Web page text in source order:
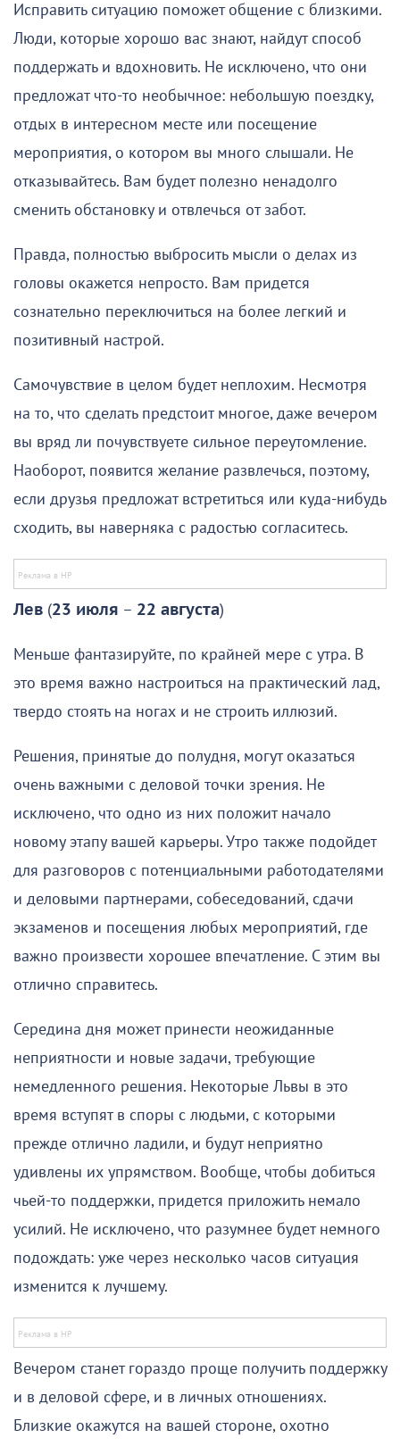
Исправить ситуацию поможет общение с близкими.
Люди, которые хорошо вас знают, найдут способ
поддержать и вдохновить. Не исключено, что они
предложат что-то необычное: небольшую поездку,
отдых в интересном месте или посещение
мероприятия, о котором вы много слышали. Не
отказывайтесь. Вам будет полезно ненадолго
сменить обстановку и отвлечься от забот.
Правда, полностью выбросить мысли о делах из
головы окажется непросто. Вам придется
сознательно переключиться на более легкий и
позитивный настрой.
Самочувствие в целом будет неплохим. Несмотря
на то, что сделать предстоит многое, даже вечером
вы вряд ли почувствуете сильное переутомление.
Наоборот, появится желание развлечься, поэтому,
если друзья предложат встретиться или куда-нибудь
сходить, вы наверняка с радостью согласитесь.
Лев (23 июля – 22 августа)
Меньше фантазируйте, по крайней мере с утра. В
это время важно настроиться на практический лад,
твердо стоять на ногах и не строить иллюзий.
Решения, принятые до полудня, могут оказаться
очень важными с деловой точки зрения. Не
исключено, что одно из них положит начало
новому этапу вашей карьеры. Утро также подойдет
для разговоров с потенциальными работодателями
и деловыми партнерами, собеседований, сдачи
экзаменов и посещения любых мероприятий, где
важно произвести хорошее впечатление. С этим вы
отлично справитесь.
Середина дня может принести неожиданные
неприятности и новые задачи, требующие
немедленного решения. Некоторые Львы в это
время вступят в споры с людьми, с которыми
прежде отлично ладили, и будут неприятно
удивлены их упрямством. Вообще, чтобы добиться
чьей-то поддержки, придется приложить немало
усилий. Не исключено, что разумнее будет немного
подождать: уже через несколько часов ситуация
изменится к лучшему.
Вечером станет гораздо проще получить поддержку
и в деловой сфере, и в личных отношениях.
Близкие окажутся на вашей стороне, охотно